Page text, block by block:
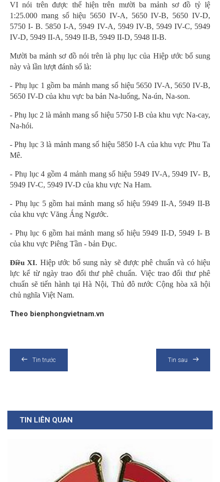
VI nói trên được thể hiện trên mười ba mảnh sơ đồ tỷ lệ
1:25.000 mang số hiệu 5650 IV-A, 5650 IV-B, 5650 IV-D,
5750 I- B. 5850 I-A, 5949 IV-A, 5949 IV-B, 5949 IV-C, 5949
IV-D, 5949 II-A, 5949 II-B, 5949 II-D, 5948 II-B.
Mười ba mảnh sơ đồ nói trên là phụ lục của Hiệp ước bổ sung
này và lần lượt đánh số là:
- Phụ lục 1 gồm ba mảnh mang số hiệu 5650 IV-A, 5650 IV-B,
5650 IV-D của khu vực ba bản Na-luống, Na-ún, Na-son.
- Phụ lục 2 là mảnh mang số hiệu 5750 I-B của khu vực Na-cay,
Na-hói.
- Phụ lục 3 là mảnh mang số hiệu 5850 I-A của khu vực Phu Ta
Mê.
- Phụ lục 4 gồm 4 mảnh mang số hiệu 5949 IV-A, 5949 IV- B,
5949 IV-C, 5949 IV-D của khu vực Na Ham.
- Phụ lục 5 gồm hai mảnh mang số hiệu 5949 II-A, 5949 II-B
của khu vực Văng Áng Ngước.
- Phụ lục 6 gồm hai mảnh mang số hiệu 5949 II-D, 5949 I- B
của khu vực Piêng Tần - bản Đục.
Điều XI. Hiệp ước bổ sung này sẽ được phê chuẩn và có hiệu
lực kể từ ngày trao đổi thư phê chuẩn. Việc trao đổi thư phê
chuẩn sẽ tiến hành tại Hà Nội, Thủ đô nước Cộng hòa xã hội
chủ nghĩa Việt Nam.
Theo bienphongvietnam.vn
Tin trước Tin sau
TIN LIÊN QUAN